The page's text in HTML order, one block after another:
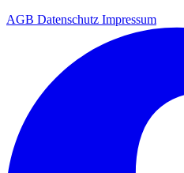
AGB Datenschutz Impressum